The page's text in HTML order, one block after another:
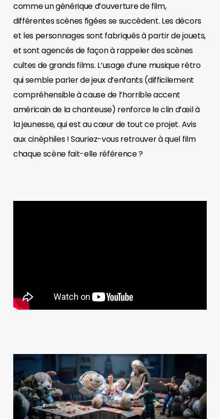
comme un générique d’ouverture de film,
différentes scènes figées se succèdent. Les décors
et les personnages sont fabriqués à partir de jouets,
et sont agencés de façon à rappeler des scènes
cultes de grands films. L’usage d’une musique rétro
qui semble parler de jeux d’enfants (difficilement
compréhensible à cause de l’horrible accent
américain de la chanteuse) renforce le clin d’œil à
la jeunesse, qui est au cœur de tout ce projet. Avis
aux cinéphiles ! Sauriez-vous retrouver à quel film
chaque scène fait-elle référence ?